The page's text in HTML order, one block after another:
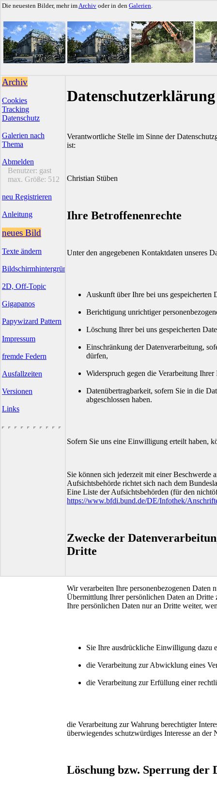
Die neuesten Bilder, mehr imArchiv oder in den Galerien.
Archiv
Cookies
Tracking
Datenschutz
Galerien nach
Thema
Abmelden
Benutzer: gast
max. Größe: 512
neu Registrieren
Anleitung
neues Bild
Texte ändern
Bildschirmhintergründe
2D, Off-Topic
Gigapanos
Papywizard Pattern
Impressum
fremde Federn
Ausfallzeiten
Versionen
Links
Datenschutzerklärung
Verantwortliche Stelle im Sinne der
ist:
Christian Stüben
Ihre Betroffenenrechte
Unter den angegebenen Kontaktdaten unseres
Auskunft über Ihre bei uns gespeicherten
Berichtigung unrichtiger
Löschung Ihrer bei uns gespeicherten
Einschränkung der Datenverarbeitung,
dürfen,
Widerspruch gegen die Verarbeitung Ihrer
Datenübertragbarkeit, sofern Sie in die
abgeschlossen haben.
Sofern Sie uns eine Einwilligung erteilt haben,
Sie können sich jederzeit mit einer Beschwerde
Aufsichtsbehörde richtet sich nach dem
Eine Liste der Aufsichtsbehörden (für den
https://www.bfdi.bund.de/DE/Infothek/
Zwecke der
Dritte
Wir verarbeiten Ihre personenbezogenen Daten
Übermittlung Ihrer persönlichen Daten an Dritte
Ihre persönlichen Daten nur an Dritte weiter,
Sie Ihre ausdrückliche Einwilligung dazu
die Verarbeitung zur Abwicklung eines
die Verarbeitung zur Erfüllung einer
die Verarbeitung zur Wahrung berechtigter
überwiegendes schutzwürdiges Interesse an
Löschung bzw. Sperrung der